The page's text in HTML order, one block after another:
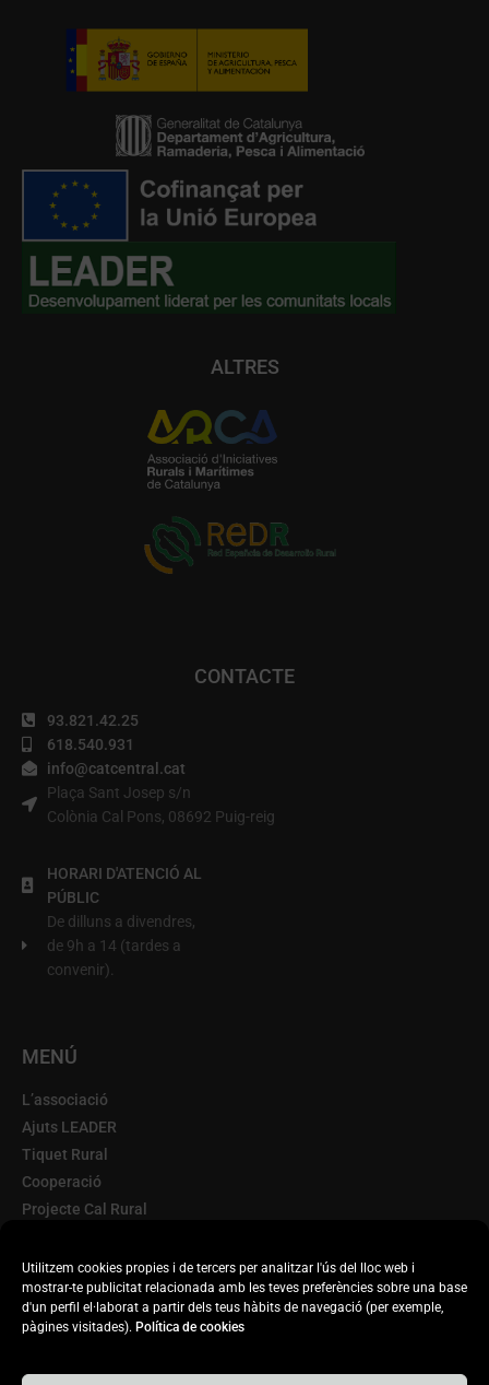
Utilitzem cookies propies i de tercers per analitzar l'ús del lloc web i
mostrar-te publicitat relacionada amb les teves preferències sobre una base
d'un perfil el·laborat a partir dels teus hàbits de navegació (per exemple,
pàgines visitades). Política de cookies
ALTRES
CONTACTE
93.821.42.25
618.540.931
info@catcentral.cat
Plaça Sant Josep s/n
Colònia Cal Pons, 08692 Puig-reig
HORARI D'ATENCIÓ AL
PÚBLIC
De dilluns a divendres,
de 9h a 14 (tardes a
convenir).
MENÚ
L’associació
Ajuts LEADER
Tiquet Rural
Cooperació
Projecte Cal Rural
Escorxador Mòbil
Transparència
Actualitat